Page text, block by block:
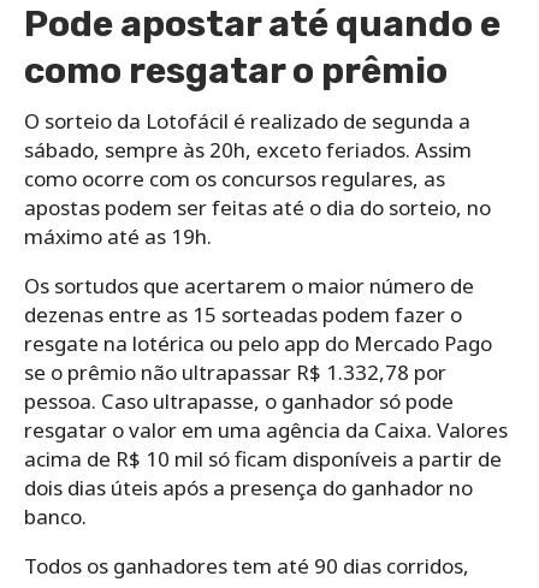
Pode apostar até quando e
como resgatar o prêmio
O sorteio da Lotofácil é realizado de segunda a
sábado, sempre às 20h, exceto feriados. Assim
como ocorre com os concursos regulares, as
apostas podem ser feitas até o dia do sorteio, no
máximo até as 19h.
Os sortudos que acertarem o maior número de
dezenas entre as 15 sorteadas podem fazer o
resgate na lotérica ou pelo app do Mercado Pago
se o prêmio não ultrapassar R$ 1.332,78 por
pessoa. Caso ultrapasse, o ganhador só pode
resgatar o valor em uma agência da Caixa. Valores
acima de R$ 10 mil só ficam disponíveis a partir de
dois dias úteis após a presença do ganhador no
banco.
Todos os ganhadores tem até 90 dias corridos,